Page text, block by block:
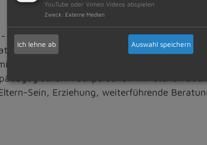
12:00 Uhr – offener Treff KOSTENFREI
oder Vorleseangebot zwischen 9:00 Uhr
Begleitperson.
Fachpersonal. Wir stehen
Sein, Erziehung, weiterführende
YouTube oder Vimeo Videos abspielen
Zweck : Externe Medien
Ich lehne ab Auswahl speichern